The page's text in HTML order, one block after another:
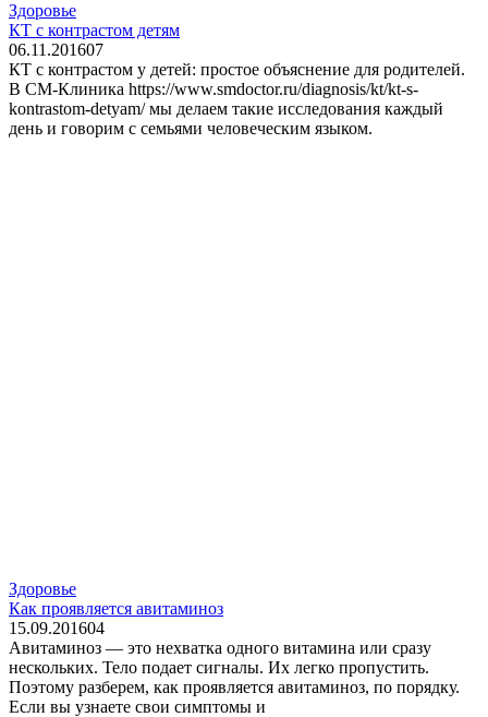
Здоровье
КТ с контрастом детям
06.11.201607
КТ с контрастом у детей: простое объяснение для родителей.
В СМ-Клиника https://www.smdoctor.ru/diagnosis/kt/kt-s-
kontrastom-detyam/ мы делаем такие исследования каждый
день и говорим с семьями человеческим языком.
Здоровье
Как проявляется авитаминоз
15.09.201604
Авитаминоз — это нехватка одного витамина или сразу
нескольких. Тело подает сигналы. Их легко пропустить.
Поэтому разберем, как проявляется авитаминоз, по порядку.
Если вы узнаете свои симптомы и